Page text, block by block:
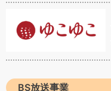
BS放送事業